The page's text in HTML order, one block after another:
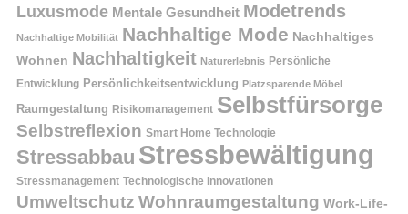
Luxusmode Mentale Gesundheit Modetrends
Nachhaltige Mobilität Nachhaltige Mode Nachhaltiges
Wohnen Nachhaltigkeit Naturerlebnis Persönliche
Entwicklung Persönlichkeitsentwicklung Platzsparende Möbel
Raumgestaltung Risikomanagement Selbstfürsorge
Selbstreflexion Smart Home Technologie
Stressabbau Stressbewältigung
Stressmanagement Technologische Innovationen
Umweltschutz Wohnraumgestaltung Work-Life-